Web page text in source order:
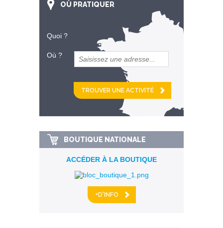
OÙ PRATIQUER
Quoi ?
Où ?
et
km alentour
BOUTIQUE NATIONALE
ACCÉDER À LA BOUTIQUE
+D'INFO